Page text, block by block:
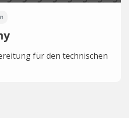
für den technischen